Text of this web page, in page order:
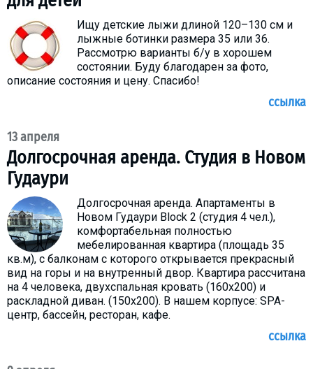
Ищу детские лыжи длиной 120–130 см и
лыжные ботинки размера 35 или 36.
Рассмотрю варианты б/у в хорошем
состоянии. Буду благодарен за фото,
описание состояния и цену. Спасибо!
ссылка
13 апреля
Долгосрочная аренда. Студия в Новом
Гудаури
Долгосрочная аренда. Aпартаменты в
Новом Гудаури Block 2 (студия 4 чел.),
комфортабельная полностью
мебeлированная квартира (площадь 35
кв.м), с балконам с которого открывается прекрасный
вид на горы и на внутренный двор. Квартира рассчитана
на 4 человека, двухспальная кровать (160х200) и
раскладной диван. (150х200). В нашем корпусе: SPA-
центр, бассейн, ресторан, кафе.
ссылка